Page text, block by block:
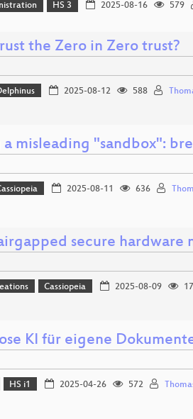
HS 3 2025-08-16 579
the Zero in Zero trust?
2025-08-12 588
a misleading "sandbox":
2025-08-11 636
secure hardware
Cassiopeia 2025-08-09
KI für eigene
HS i1 2025-04-26 572